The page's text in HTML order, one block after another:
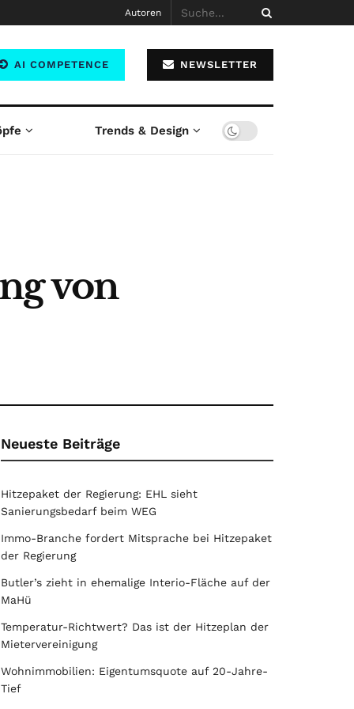
Autoren
AI COMPETENCE NEWSLETTER
Trends & Design
von
Neueste Beiträge
Hitzepaket der Regierung: EHL sieht
Sanierungsbedarf beim WEG
Immo-Branche fordert Mitsprache bei Hitzepaket
der Regierung
Butler’s zieht in ehemalige Interio-Fläche auf der
MaHü
Temperatur-Richtwert? Das ist der Hitzeplan der
Mietervereinigung
Wohnimmobilien: Eigentumsquote auf 20-Jahre-
Tief